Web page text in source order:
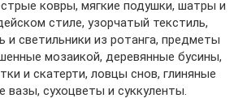
ковры, мягкие подушки, шатры и
стиле, узорчатый текстиль,
и светильники из ротанга, предметы
мозаикой, деревянные бусины,
и скатерти, ловцы снов, глиняные
вазы, сухоцветы и суккуленты.